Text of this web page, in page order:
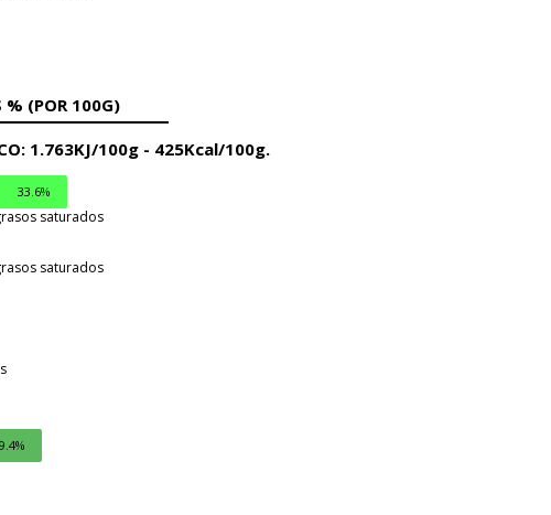
% (POR 100G)
1.763KJ/100g - 425Kcal/100g.
33.6%
saturados
saturados